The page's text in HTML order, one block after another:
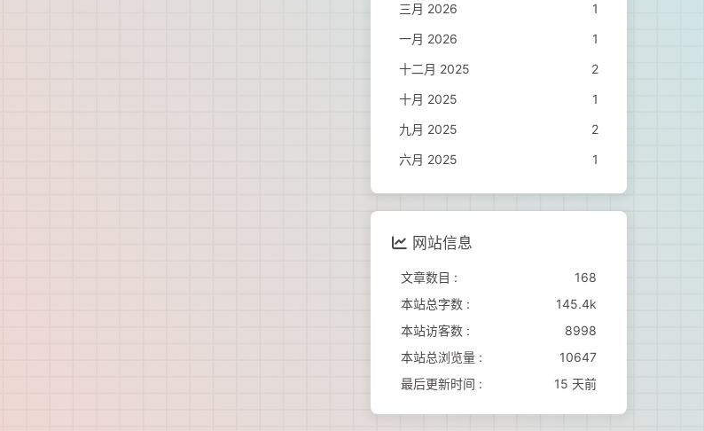
三月 2026
1
一月 2026
1
十二月 2025
2
十月 2025
1
九月 2025
2
六月 2025
1
网站信息
文章数目 :
168
本站总字数 :
145.4k
本站访客数 :
8998
本站总浏览量 :
10647
最后更新时间 :
15 天前